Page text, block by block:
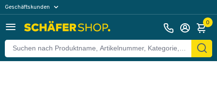
Geschäftskunden
0
Zurück